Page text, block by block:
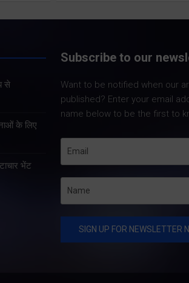
से
के लिए
भेंट
Subscribe to our
Want to be notified when our
published? Enter your email
name below to be the first to
मुख्य
गुरुवार को
परिचालन
में लगातार
समीक्षा
Share Now
Share
मुख्यमंत्री पुष्कर
कुशल नेतृत्व एवं
सुचारु रूप से